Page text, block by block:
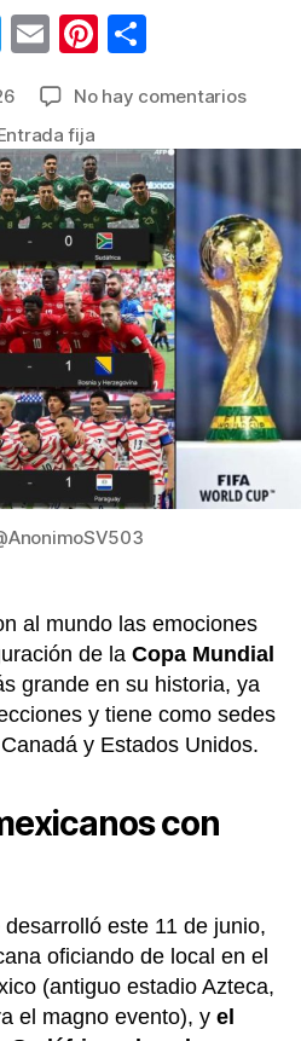
T
itt
er
E
ail
Pi
er
e
st
m
p
ar
tir
No hay comentariosen
FIFA
y
su
quedó
deuda
fija
al mundo las emociones
de la Copa Mundial
grande en su historia, ya
y tiene como sedes
y Estados Unidos.
con
este 11 de junio,
oficiando de local en el
(antiguo estadio Azteca,
el magno evento), y el